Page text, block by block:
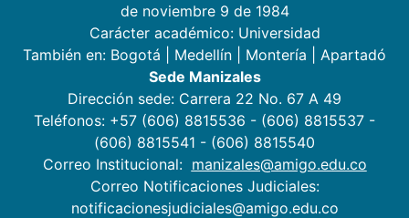
de noviembre 9 de 1984
Carácter académico: Universidad
También en: Bogotá Medellín Montería
Apartadó
Sede Manizales
Dirección sede: Carrera 22 No. 67 A 49
Teléfonos: +57 (606) 8815536 - (606) 8815537 -
(606) 8815541 - (606) 8815540
Correo Institucional: manizales@amigo.edu.co
Correo Notificaciones Judiciales:
notificacionesjudiciales@amigo.edu.co